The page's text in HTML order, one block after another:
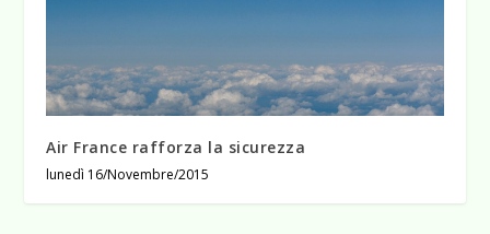
Air France rafforza la sicurezza
lunedì 16/Novembre/2015